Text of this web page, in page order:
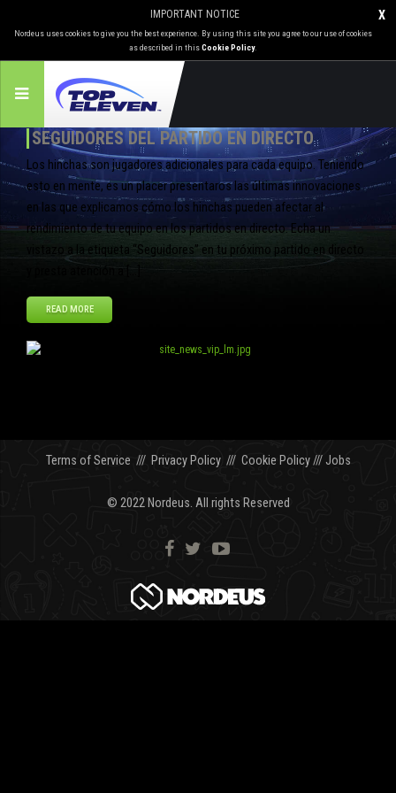
X
IMPORTANT NOTICE
Nordeus uses cookies to give you the best experience. By using this site you agree to our use of cookies
as described in thisCookie Policy.
SEGUIDORES DEL PARTIDO EN DIRECTO
Los hinchas son jugadores adicionales para cada equipo. Teniendo
esto en mente, es un placer presentaros las últimas innovaciones
en las que explicamos cómo los hinchas pueden afectar al
rendimiento de tu equipo en los partidos en directo. Echa un
vistazo a la etiqueta “Seguidores” en tu próximo partido en directo
y presta atención a […]
READ MORE
Terms of Service /// Privacy Policy/// Cookie Policy///Jobs
© 2022 Nordeus. All rights Reserved